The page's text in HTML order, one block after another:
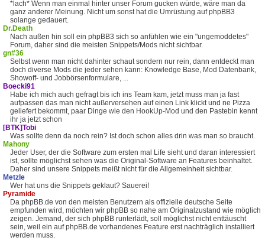
*lach* Wenn man einmal hinter unser Forum gucken würde, wäre man da
ganz anderer Meinung. Nicht um sonst hat die Umrüstung auf phpBB3
solange gedauert.
Dr.Death
Nach außen hin soll ein phpBB3 sich so anfühlen wie ein "ungemoddetes"
Forum, daher sind die meisten Snippets/Mods nicht sichtbar.
gn#36
Selbst wenn man nicht dahinter schaut sondern nur rein, dann entdeckt man
doch diverse Mods die jeder sehen kann: Knowledge Base, Mod Datenbank,
Showoff- und Jobbörsenformulare, ...
Boecki91
Habe ich mich auch gefragt bis ich ins Team kam, jetzt muss man ja fast
aufpassen das man nicht außerversehen auf einen Link klickt und ne Pizza
geliefert bekommt, paar Dinge wie den HookUp-Mod und den Pastebin kennt
ihr ja jetzt schon
[BTK]Tobi
Was sollte denn da noch rein? Ist doch schon alles drin was man so braucht.
Mahony
Jeder User, der die Software zum ersten mal Life sieht und daran interessiert
ist, sollte möglichst sehen was die Original-Software an Features beinhaltet.
Daher sind unsere Snippets meißt nicht für die Allgemeinheit sichtbar.
Metzle
Wer hat uns die Snippets geklaut? Sauerei!
Pyramide
Da phpBB.de von den meisten Benutzern als offizielle deutsche Seite
empfunden wird, möchten wir phpBB so nahe am Originalzustand wie möglich
zeigen. Jemand, der sich phpBB runterlädt, soll möglichst nicht enttäuscht
sein, weil ein auf phpBB.de vorhandenes Feature erst nachträglich installiert
werden muss.